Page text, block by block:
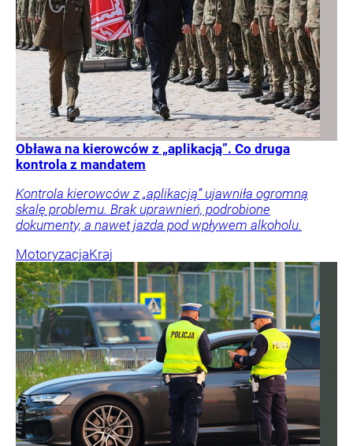
Obława na kierowców z „aplikacją”. Co druga
kontrola z mandatem
Kontrola kierowców z „aplikacją” ujawniła ogromną
skalę problemu. Brak uprawnień, podrobione
dokumenty, a nawet jazda pod wpływem alkoholu.
MotoryzacjaKraj